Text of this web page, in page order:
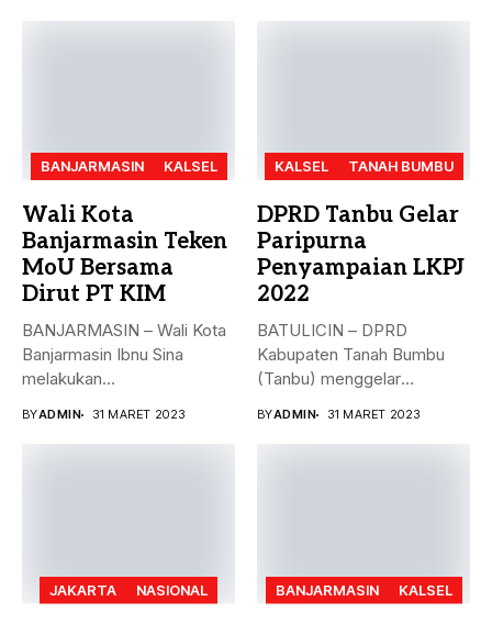
BANJARMASIN KALSEL
Wali Kota
Banjarmasin Teken
MoU Bersama
Dirut PT KIM
BANJARMASIN – Wali Kota
Banjarmasin Ibnu Sina
melakukan
BYADMIN 31 MARET 2023
KALSEL TANAH BUMBU
DPRD Tanbu Gelar
Paripurna
Penyampaian LKPJ
2022
BATULICIN – DPRD
Kabupaten Tanah Bumbu
(Tanbu) menggelar
BYADMIN 31 MARET 2023
JAKARTA NASIONAL BANJARMASIN KALSEL